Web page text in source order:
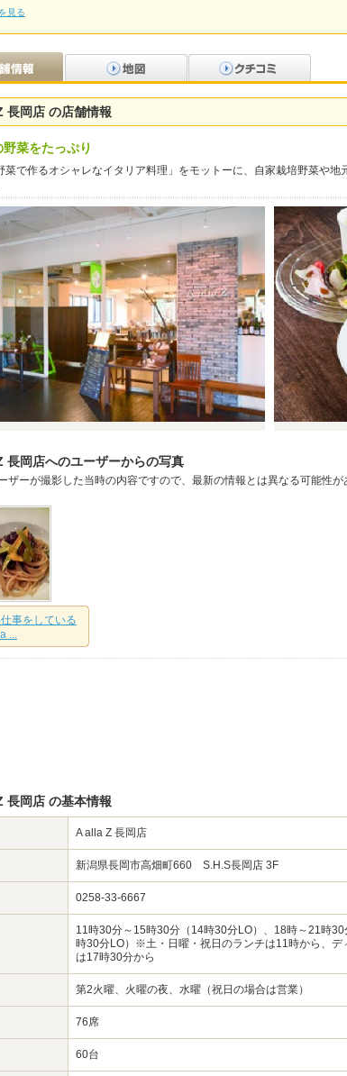
見る
長岡店 の店舗情報
菜をたっぷり
菜で作るオシャレなイタリア料理」をモットーに、自家栽培野菜や
長岡店へのユーザーからの写真
ザーが撮影した当時の内容ですので、最新の情報とは異なる可能性
事をしている
...
長岡店 の基本情報
A alla Z 長岡店
新潟県長岡市高畑町660 S.H.S長岡店 3F
0258-33-6667
11時30分～15時30分（14時30分LO）、18時～21時30
時30分LO）※土・日曜・祝日のランチは11時から、デ
は17時30分から
第2火曜、火曜の夜、水曜（祝日の場合は営業）
76席
60台